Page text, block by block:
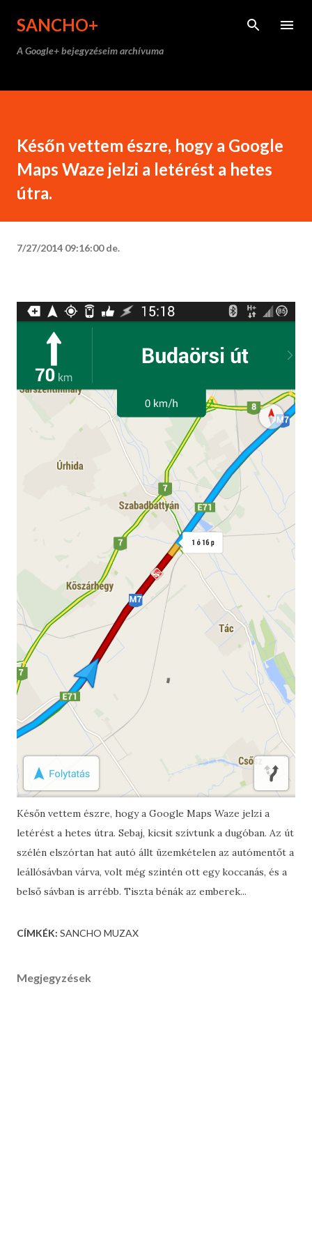
SANCHO+
A Google+ bejegyzéseim archívuma
Későn vettem észre, hogy a Google
Maps Waze jelzi a letérést a hetes
útra.
7/27/2014 09:16:00 de.
Későn vettem észre, hogy a Google Maps Waze jelzi a
letérést a hetes útra. Sebaj, kicsit szívtunk a dugóban. Az út
szélén elszórtan hat autó állt üzemkételen az autómentőt a
leállósávban várva, volt még szintén ott egy koccanás, és a
belső sávban is arrébb. Tiszta bénák az emberek...
CÍMKÉK: SANCHO MUZAX
Megjegyzések